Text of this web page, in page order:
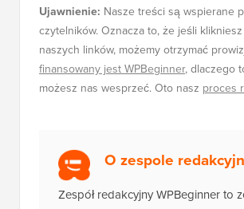
Ujawnienie: Nasze treści są wspierane
czytelników. Oznacza to, że jeśli
naszych linków, możemy otrzymać
finansowany jest WPBeginner, dlaczego
możesz nas wesprzeć. Oto nasz proces
O zespole
Zespół redakcyjny WPBeginner to